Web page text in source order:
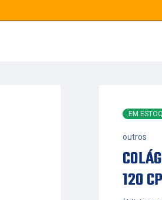
EM
outros
120